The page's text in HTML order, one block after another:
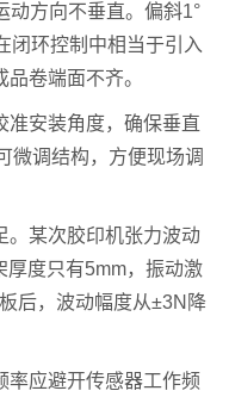
动方向不垂直。偏斜1°
闭环控制中相当于引入
卷端面不齐。
准安装角度，确保垂直
微调结构，方便现场调
。某次胶印机张力波动
度只有5mm，振动激
后，波动幅度从±3N降
率应避开传感器工作频